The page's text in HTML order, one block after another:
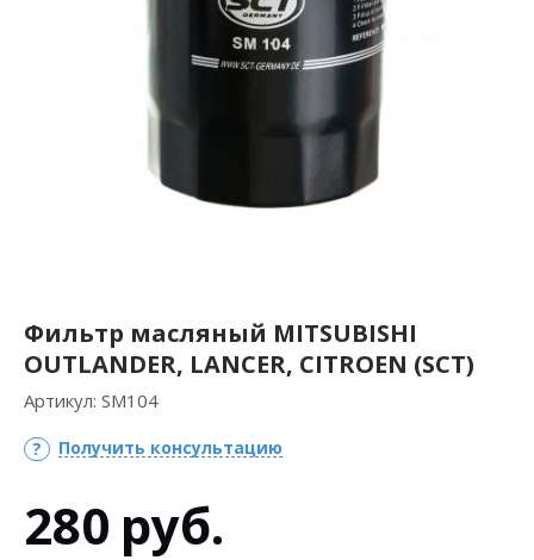
Фильтр масляный MITSUBISHI
OUTLANDER, LANCER, CITROEN (SCT)
Артикул: SM104
Получить консультацию
280 руб.